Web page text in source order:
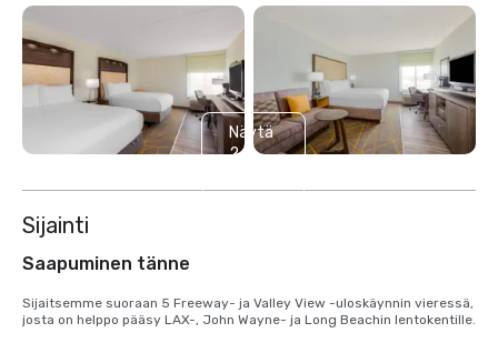
Näytä
2
Sijainti
Saapuminen tänne
Sijaitsemme suoraan 5 Freeway- ja Valley View -uloskäynnin vieressä,
josta on helppo pääsy LAX-, John Wayne- ja Long Beachin lentokentille.